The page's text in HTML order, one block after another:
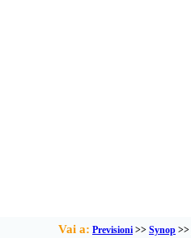
Vai a: Previsioni >> Synop >>